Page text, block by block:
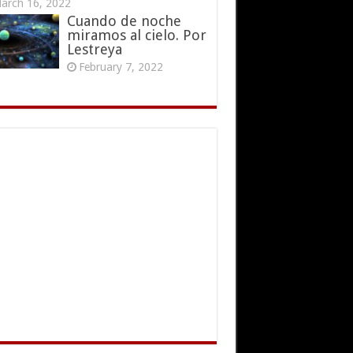
16, 2022
Cuando de noche
miramos al cielo. Por
Lestreya
February 7, 2022